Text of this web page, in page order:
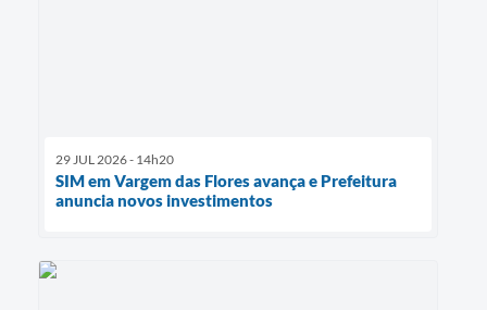
29 JUL 2026 - 14h20
SIM em Vargem das Flores avança e Prefeitura
anuncia novos investimentos